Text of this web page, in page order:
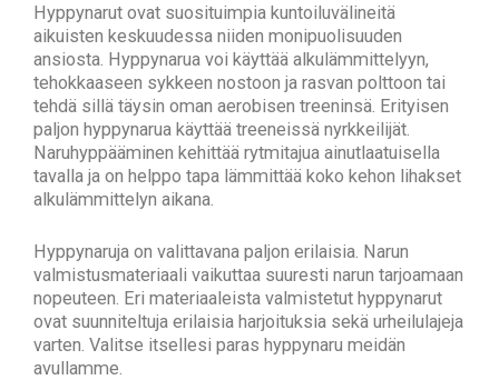
Hyppynarut ovat suosituimpia kuntoiluvälineitä
aikuisten keskuudessa niiden monipuolisuuden
ansiosta. Hyppynarua voi käyttää alkulämmittelyyn,
tehokkaaseen sykkeen nostoon ja rasvan polttoon tai
tehdä sillä täysin oman aerobisen treeninsä. Erityisen
paljon hyppynarua käyttää treeneissä nyrkkeilijät.
Naruhyppääminen kehittää rytmitajua ainutlaatuisella
tavalla ja on helppo tapa lämmittää koko kehon lihakset
alkulämmittelyn aikana.
Hyppynaruja on valittavana paljon erilaisia. Narun
valmistusmateriaali vaikuttaa suuresti narun tarjoamaan
nopeuteen. Eri materiaaleista valmistetut hyppynarut
ovat suunniteltuja erilaisia harjoituksia sekä urheilulajeja
varten. Valitse itsellesi paras hyppynaru meidän
avullamme.